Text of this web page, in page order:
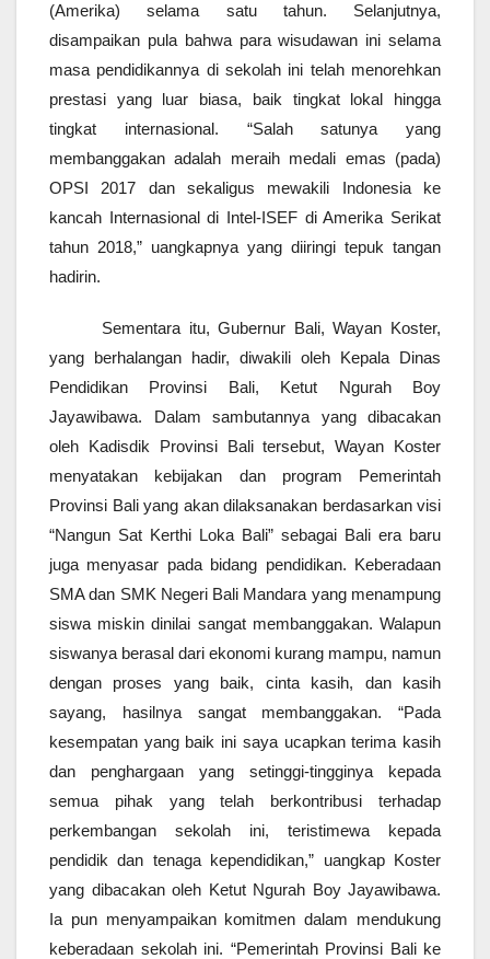
(Amerika) selama satu tahun. Selanjutnya,
disampaikan pula bahwa para wisudawan ini selama
masa pendidikannya di sekolah ini telah menorehkan
prestasi yang luar biasa, baik tingkat lokal hingga
tingkat internasional. “Salah satunya yang
membanggakan adalah meraih medali emas (pada)
OPSI 2017 dan sekaligus mewakili Indonesia ke
kancah Internasional di Intel-ISEF di Amerika Serikat
tahun 2018,” uangkapnya yang diiringi tepuk tangan
hadirin.
Sementara itu, Gubernur Bali, Wayan Koster,
yang berhalangan hadir, diwakili oleh Kepala Dinas
Pendidikan Provinsi Bali, Ketut Ngurah Boy
Jayawibawa. Dalam sambutannya yang dibacakan
oleh Kadisdik Provinsi Bali tersebut, Wayan Koster
menyatakan kebijakan dan program Pemerintah
Provinsi Bali yang akan dilaksanakan berdasarkan visi
“Nangun Sat Kerthi Loka Bali” sebagai Bali era baru
juga menyasar pada bidang pendidikan. Keberadaan
SMA dan SMK Negeri Bali Mandara yang menampung
siswa miskin dinilai sangat membanggakan. Walapun
siswanya berasal dari ekonomi kurang mampu, namun
dengan proses yang baik, cinta kasih, dan kasih
sayang, hasilnya sangat membanggakan. “Pada
kesempatan yang baik ini saya ucapkan terima kasih
dan penghargaan yang setinggi-tingginya kepada
semua pihak yang telah berkontribusi terhadap
perkembangan sekolah ini, teristimewa kepada
pendidik dan tenaga kependidikan,” uangkap Koster
yang dibacakan oleh Ketut Ngurah Boy Jayawibawa.
Ia pun menyampaikan komitmen dalam mendukung
keberadaan sekolah ini. “Pemerintah Provinsi Bali ke